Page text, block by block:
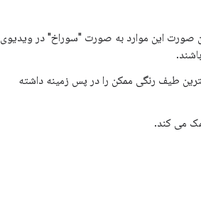
صورت این موارد به صورت "سوراخ" در ویدیوی
طیف رنگی ممکن را در پس زمینه داشته
می کند.